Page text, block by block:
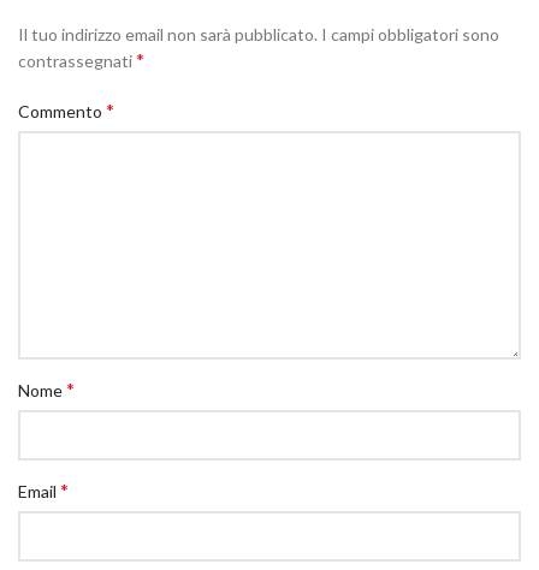
Il tuo indirizzo email non sarà pubblicato. I campi obbligatori sono
contrassegnati*
Commento *
Nome*
Email *